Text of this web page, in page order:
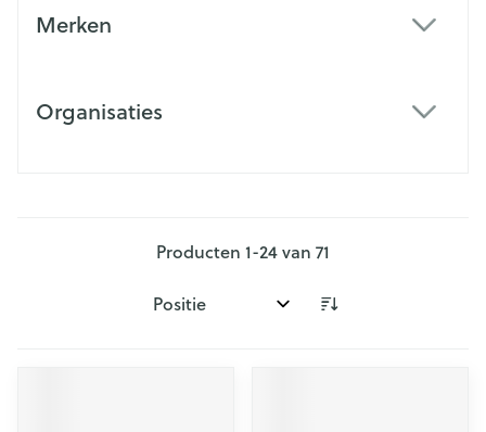
Merken
Organisaties
Producten 1-24van 71
Sorteer op: